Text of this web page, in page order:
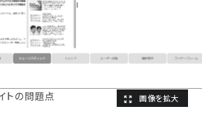
トの問題点